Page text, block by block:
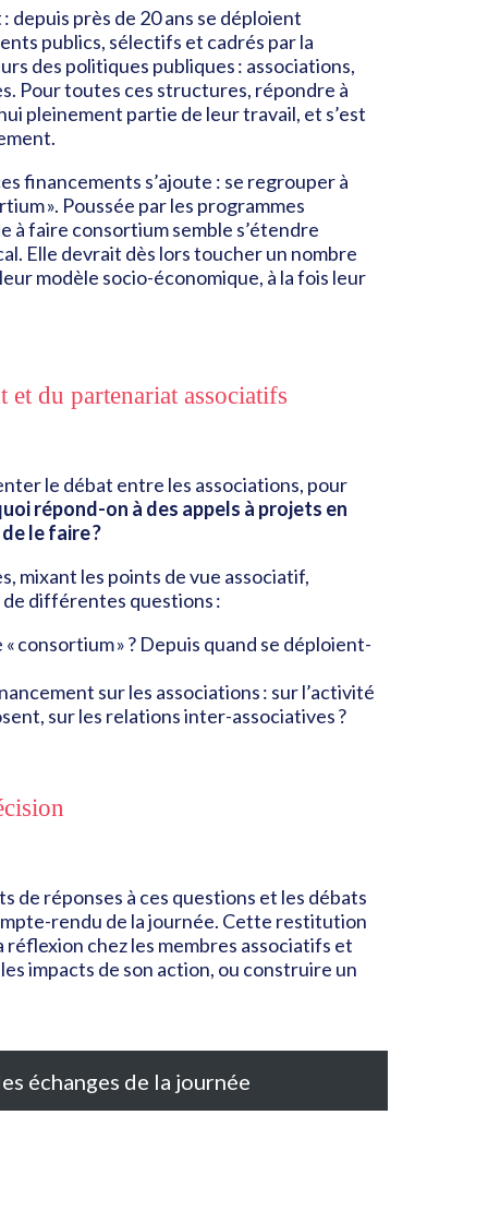
depuis près de 20 ans se déploient
publics, sélectifs et cadrés par la
des politiques publiques : associations,
Pour toutes ces structures, répondre à
pleinement partie de leur travail, et s’est
financements s’ajoute : se regrouper à
». Poussée par les programmes
à faire consortium semble s’étendre
Elle devrait dès lors toucher un nombre
modèle socio-économique, à la fois leur
du partenariat associatifs
le débat entre les associations, pour
répond-on à des appels à projets en
le faire ?
mixant les points de vue associatif,
différentes questions :
consortium » ? Depuis quand se déploient-
sur les associations : sur l’activité
sur les relations inter-associatives ?
de réponses à ces questions et les débats
rendu de la journée. Cette restitution
chez les membres associatifs et
impacts de son action, ou construire un
échanges de la journée